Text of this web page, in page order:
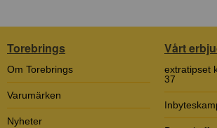
Torebrings
Om Torebrings
Varumärken
Nyheter
Vårt
extratipset
37